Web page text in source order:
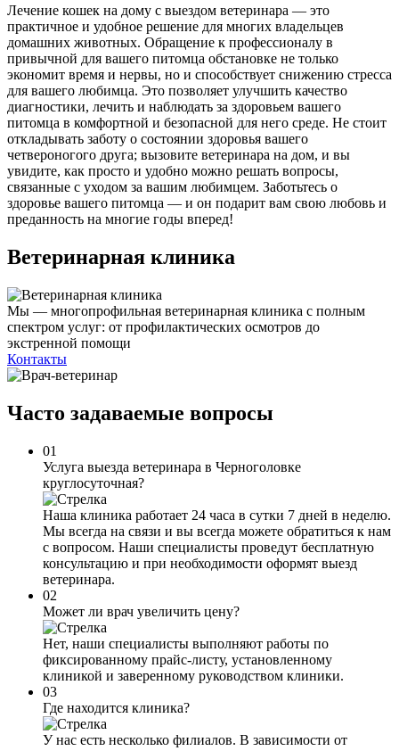
Лечение кошек на дому с выездом ветеринара — это
практичное и удобное решение для многих владельцев
домашних животных. Обращение к профессионалу в
привычной для вашего питомца обстановке не только
экономит время и нервы, но и способствует снижению стресса
для вашего любимца. Это позволяет улучшить качество
диагностики, лечить и наблюдать за здоровьем вашего
питомца в комфортной и безопасной для него среде. Не стоит
откладывать заботу о состоянии здоровья вашего
четвероногого друга; вызовите ветеринара на дом, и вы
увидите, как просто и удобно можно решать вопросы,
связанные с уходом за вашим любимцем. Заботьтесь о
здоровье вашего питомца — и он подарит вам свою любовь и
преданность на многие годы вперед!
Ветеринарная клиника
Мы — многопрофильная ветеринарная клиника с полным
спектром услуг: от профилактических осмотров до
экстренной помощи
Контакты
Часто задаваемые вопросы
01
Услуга выезда ветеринара в Черноголовке
круглосуточная?
Наша клиника работает 24 часа в сутки 7 дней в неделю.
Мы всегда на связи и вы всегда можете обратиться к нам
с вопросом. Наши специалисты проведут бесплатную
консультацию и при необходимости оформят выезд
ветеринара.
02
Может ли врач увеличить цену?
Нет, наши специалисты выполняют работы по
фиксированному прайс-листу, установленному
клиникой и заверенному руководством клиники.
03
Где находится клиника?
У нас есть несколько филиалов. В зависимости от